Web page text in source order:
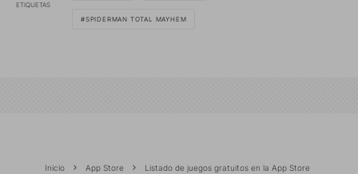
ETIQUETAS
SPIDERMAN TOTAL MAYHEM
Inicio App Store Listado de juegos gratuitos en la App Store